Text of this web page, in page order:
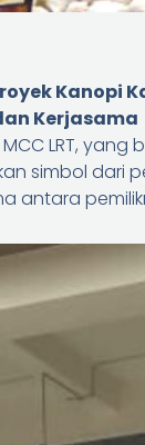
Kanopi
Kerjasama
LRT, yang
simbol dari
antara